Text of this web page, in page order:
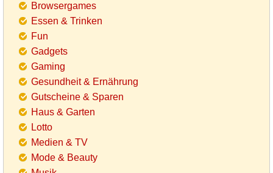
Browsergames
Essen & Trinken
Fun
Gadgets
Gaming
Gesundheit & Ernährung
Gutscheine & Sparen
Haus & Garten
Lotto
Medien & TV
Mode & Beauty